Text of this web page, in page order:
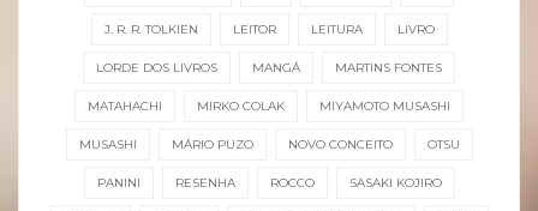
J. R. R. TOLKIEN LEITOR LEITURA LIVRO
LORDE DOS LIVROS MANGÁ MARTINS FONTES
MATAHACHI MIRKO COLAK MIYAMOTO MUSASHI
MUSASHI MÁRIO PUZO NOVO CONCEITO OTSU
PANINI RESENHA ROCCO SASAKI KOJIRO